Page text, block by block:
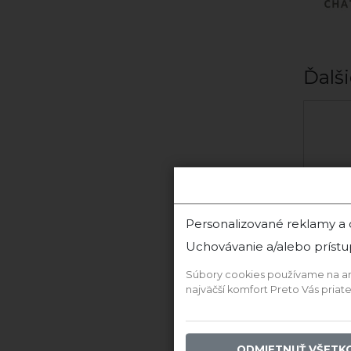
Limitovaná kolekcia‹
Personalizované reklamy
Uchovávanie a/alebo
Súbory cookies používame na
najväčší komfort Preto Vás